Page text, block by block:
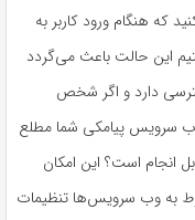
که هنگام ورود کاربر به
این حالت باعث می‌گردد
دارد و اگر شخص
سرویس پیامکی شما مطلع
انجام است؟ این امکان
به وب سرویس‌ها تنظیمات